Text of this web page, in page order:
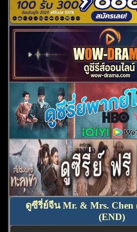
ดูซีรี่ย์จีน Mr. & Mrs. Chen
(END)